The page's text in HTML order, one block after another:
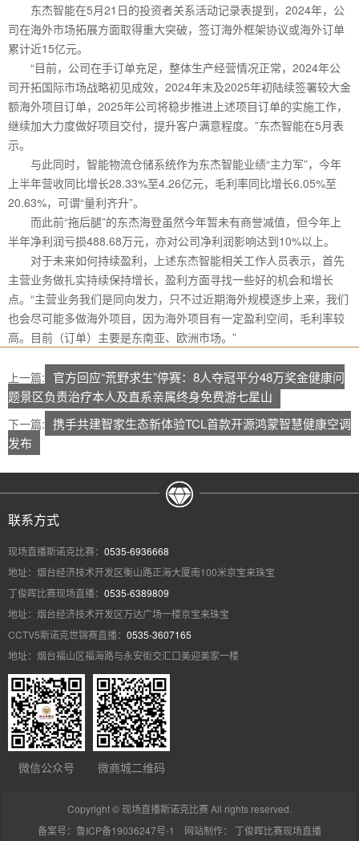
东杰智能在5月21日的投资者关系活动记录表提到，2024年，公
司在海外市场拓展方面取得重大突破，签订海外框架协议或海外订单
累计近15亿元。
“目前，公司在手订单充足，整体生产经营情况正常，2024年公
司开拓国际市场战略初见成效，2024年末及2025年初陆续签署较大金
额海外项目订单，2025年公司将稳步推进上述项目订单的实施工作，
继续加大力度做好项目交付，提升客户满意程度。”东杰智能在5月表
示。
与此同时，智能物流仓储系统作为东杰智能业绩“主力军”，今年
上半年营收同比增长28.33%至4.26亿元，毛利率同比增长6.05%至
20.63%，可谓“量利齐升”。
而此前“拖后腿”的东杰海登虽然今年暂未有商誉减值，但今年上
半年净利润亏损488.68万元，亦对公司净利润影响达到10%以上。
对于未来如何持续盈利，上述东杰智能相关工作人员表示，首先
主营业务做扎实持续保持增长，盈利方面寻找一些好的机会和增长
点。“主营业务我们是同向发力，只不过近期海外规模逐步上来，我们
也会尽可能多做海外项目，因为海外项目有一定盈利空间，毛利率较
高。目前（订单）主要是东南亚、欧洲市场。”
上一篇: 官方回应“荒野求生”停赛：8人夺冠平分48万奖金健康问
题景区负责治疗本人及直系亲属终身免费游七星山
下一篇: 携手共建智家生态新体验TCL首款开源鸿蒙智慧健康空调
发布
联系方式
现场直播斯诺克比赛： 0535-6936668
地址：烟台经济技术开发区衡山路正海大厦南100米京宝来珠宝
丁俊晖比赛现场直播： 0535-6389809
地址：烟台经济技术开发区万达广场一楼京宝来珠宝
CCTV5斯诺克世锦赛直播： 0535-3607165
地址：烟台福山区福海路与永安街交汇口美迎美家一楼
微信公众号 微商城二维码
Copyright © 现场直播斯诺克比赛 All rights reserved.
备案号：鲁ICP备19036247号-1
网站制作： 丁俊晖比赛现场直播